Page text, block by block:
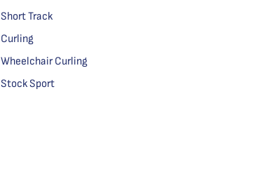
Short Track
Curling
Wheelchair Curling
Stock Sport